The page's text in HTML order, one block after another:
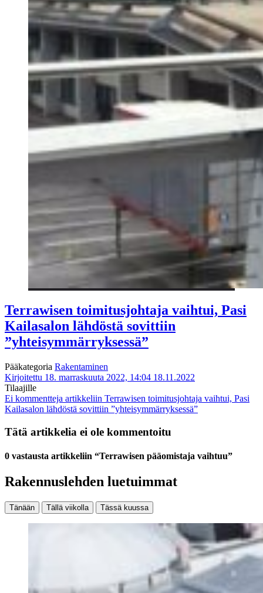
Terrawisen toimitusjohtaja vaihtui, Pasi
Kailasalon lähdöstä sovittiin
”yhteisymmärryksessä”
Pääkategoria Rakentaminen
Kirjoitettu 18. marraskuuta 2022, 14:04 18.11.2022
Tilaajille
Ei kommentteja artikkeliin Terrawisen toimitusjohtaja vaihtui, Pasi
Kailasalon lähdöstä sovittiin ”yhteisymmärryksessä”
Tätä artikkelia ei ole kommentoitu
0 vastausta artikkeliin “Terrawisen pääomistaja vaihtuu”
Rakennuslehden luetuimmat
Tänään Tällä viikolla Tässä kuussa